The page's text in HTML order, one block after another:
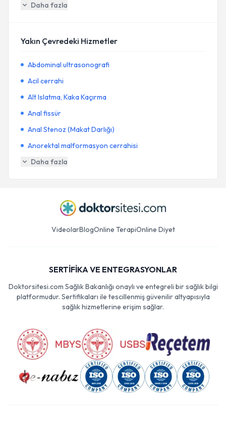
Daha fazla
Yakın Çevredeki Hizmetler
Abdominal ultrasonografi
Acil cerrahi
Alt Islatma, Kaka Kaçırma
Anal fissür
Anal Stenoz (Makat Darlığı)
Anorektal malformasyon cerrahisi
Daha fazla
VideolarBlogOnline TerapiOnline Diyet
SERTİFİKA VE ENTEGRASYONLAR
Doktorsitesi.com Sağlık Bakanlığı onaylı ve entegreli bir sağlık bilgi
platformudur. Sertifikaları ile tescillenmiş güvenilir altyapısıyla
sağlık hizmetlerine erişim sağlar.